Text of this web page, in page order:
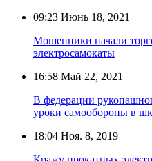
09:23 Июнь 18, 2021
Мошенники начали
электросамокаты
16:58 Май 22, 2021
В федерации
уроки самообороны в
18:04 Ноя. 8, 2019